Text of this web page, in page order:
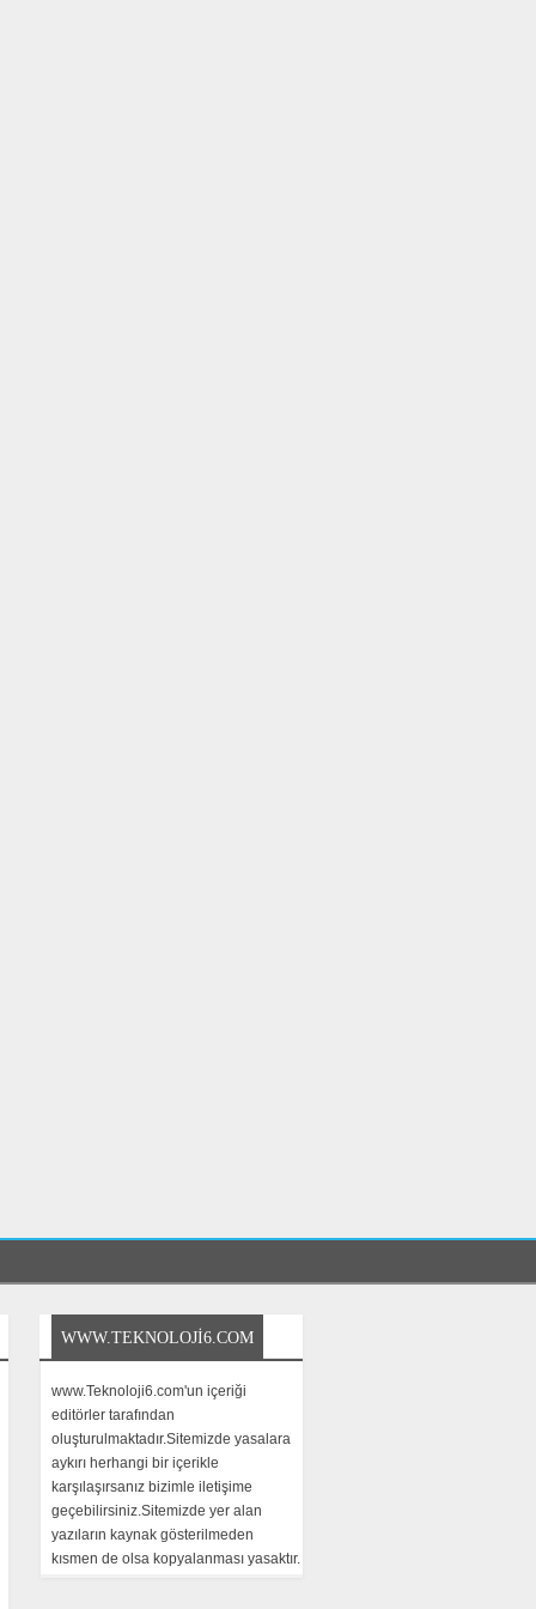
WWW.TEKNOLOJI6.COM
www.Teknoloji6.com'un içeriği
editörler tarafından
oluşturulmaktadır.Sitemizde yasalara
aykırı herhangi bir içerikle
karşılaşırsanız bizimle iletişime
geçebilirsiniz.Sitemizde yer alan
yazıların kaynak gösterilmeden
kısmen de olsa kopyalanması yasaktır.